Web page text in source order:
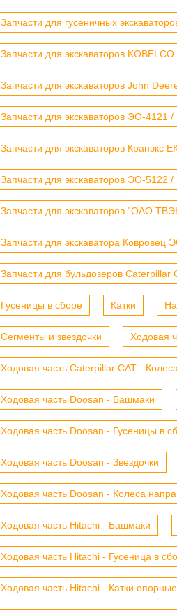
Запчасти для гусеничных
Запчасти для экскаваторов KOBELCO
Запчасти для экскаваторов John
Запчасти для экскаваторов ЭО-
Запчасти для экскаваторов Кранэкс
Запчасти для экскаваторов ЭО-
Запчасти для экскаваторов "ОАО
Запчасти для экскаватора Ковровец
Запчасти для бульдозеров Caterpillar
Гусеницы в сборе Катки
Сегменты и звездочки Ходовая
Ходовая часть Caterpillar CAT -
Ходовая часть Doosan - Башмаки
Ходовая часть Doosan - Гусеницы в
Ходовая часть Doosan - Звездочки
Ходовая часть Doosan - Колеса
Ходовая часть Hitachi - Башмаки
Ходовая часть Hitachi - Гусеница в
Ходовая часть Hitachi - Катки опорные